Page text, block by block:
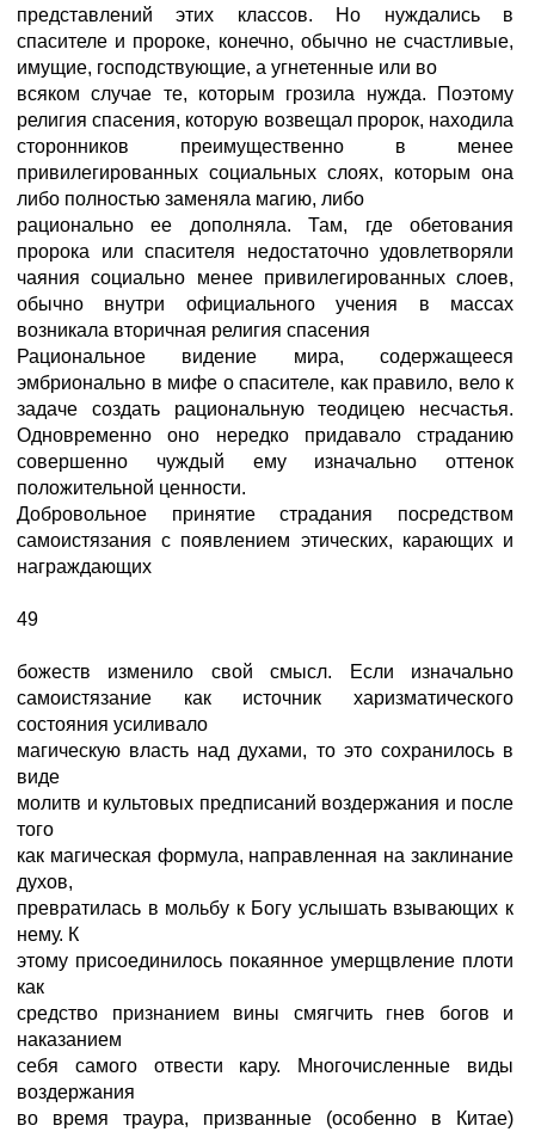
представлений этих классов. Но нуждались в
спасителе и пророке, конечно, обычно не счастливые,
имущие, господствующие, а угнетенные или во
всяком случае те, которым грозила нужда. Поэтому
религия спасения, которую возвещал пророк, находила
сторонников преимущественно в менее
привилегированных социальных слоях, которым она
либо полностью заменяла магию, либо
рационально ее дополняла. Там, где обетования
пророка или спасителя недостаточно удовлетворяли
чаяния социально менее привилегированных слоев,
обычно внутри официального учения в массах
возникала вторичная религия спасения
Рациональное видение мира, содержащееся
эмбрионально в мифе о спасителе, как правило, вело к
задаче создать рациональную теодицею несчастья.
Одновременно оно нередко придавало страданию
совершенно чуждый ему изначально оттенок
положительной ценности.
Добровольное принятие страдания посредством
самоистязания с появлением этических, карающих и
награждающих
49
божеств изменило свой смысл. Если изначально
самоистязание как источник харизматического
состояния усиливало
магическую власть над духами, то это сохранилось в
виде
молитв и культовых предписаний воздержания и после
того
как магическая формула, направленная на заклинание
духов,
превратилась в мольбу к Богу услышать взывающих к
нему. К
этому присоединилось покаянное умерщвление плоти
как
средство признанием вины смягчить гнев богов и
наказанием
себя самого отвести кару. Многочисленные виды
воздержания
во время траура, призванные (особенно в Китае)